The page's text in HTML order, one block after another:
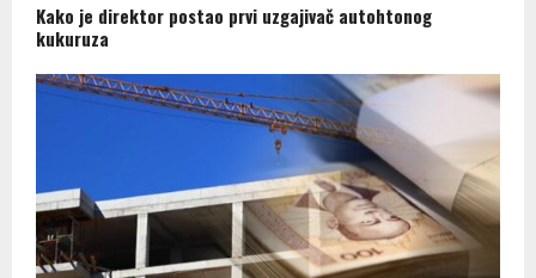
Kako je direktor postao prvi uzgajivač autohtonog
kukuruza